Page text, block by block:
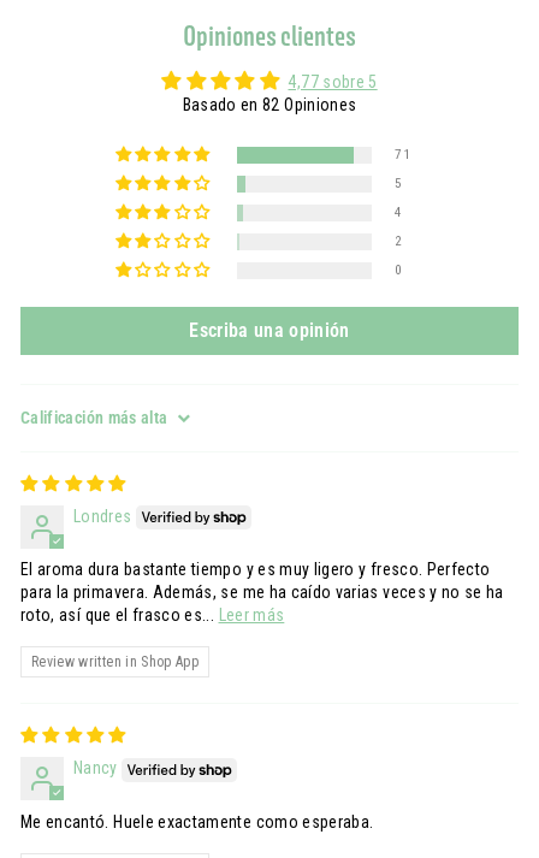
Opiniones clientes
4,77 sobre 5
Basado en 82 Opiniones
71
5
4
2
0
Escriba una opinión
Sort by
Londres
El aroma dura bastante tiempo y es muy ligero y fresco. Perfecto
para la primavera. Además, se me ha caído varias veces y no se ha
roto, así que el frasco es... Leer más
Review written in Shop App
Nancy
Me encantó. Huele exactamente como esperaba.